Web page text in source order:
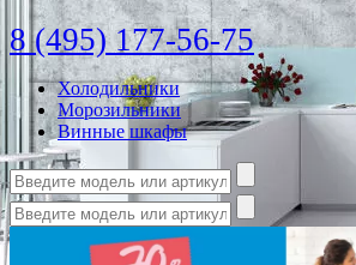
8 (495) 177-56-75
Холодильники
Морозильники
Винные шкафы